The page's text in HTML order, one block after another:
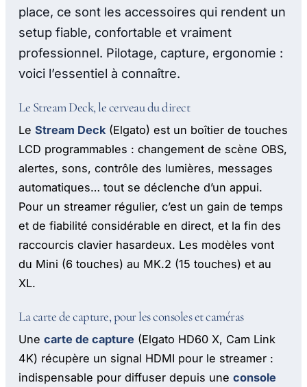
place, ce sont les accessoires qui rendent un
setup fiable, confortable et vraiment
professionnel. Pilotage, capture, ergonomie :
voici l’essentiel à connaître.
Le Stream Deck, le cerveau du direct
LeStream Deck (Elgato) est un boîtier de touches
LCD programmables : changement de scène OBS,
alertes, sons, contrôle des lumières, messages
automatiques… tout se déclenche d’un appui.
Pour un streamer régulier, c’est un gain de temps
et de fiabilité considérable en direct, et la fin des
raccourcis clavier hasardeux. Les modèles vont
du Mini (6 touches) au MK.2 (15 touches) et au
XL.
La carte de capture, pour les consoles et caméras
Unecarte de capture (Elgato HD60 X, Cam Link
4K) récupère un signal HDMI pour le streamer :
indispensable pour diffuser depuis uneconsole